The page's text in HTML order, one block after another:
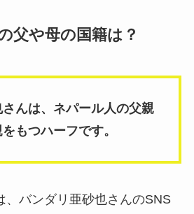
父や母の国籍は？
んは、ネパール人の父親
もつハーフです。
、バンダリ亜砂也さんのSNS